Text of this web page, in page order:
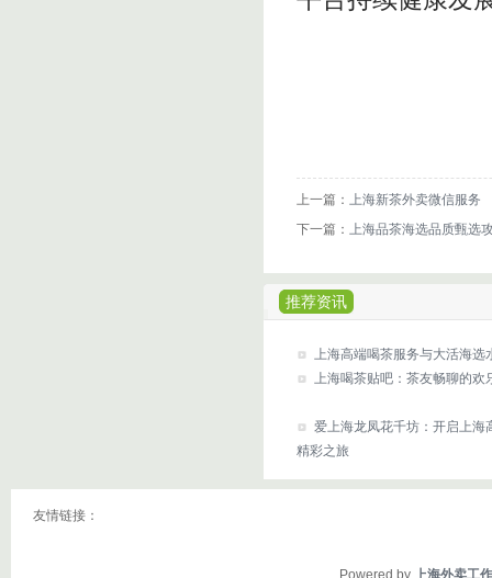
上一篇： 上海新茶外卖微信服务
下一篇： 上海品茶海选品质甄选
推荐资讯
上海高端喝茶服务与大活海选
上海喝茶贴吧：茶友畅聊的欢
爱上海龙凤花千坊：开启上海
精彩之旅
友情链接：
Powered by 上海外卖工